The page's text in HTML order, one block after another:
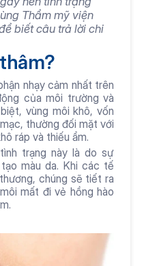
Thẩm mỹ viện
biết câu trả lời chi
nhạy cảm nhất trên
của môi trường và
vùng môi khô, vốn
thường đối mặt với
ráp và thiếu ẩm.
trạng này là do sự
màu da. Khi các tế
chúng sẽ tiết ra
mất đi vẻ hồng hào